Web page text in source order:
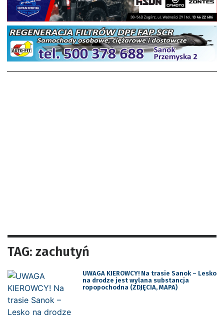
TAG: zachutyń
UWAGA KIEROWCY! Na trasie Sanok – Lesko
na drodze jest wylana substancja
ropopochodna (ZDJĘCIA, MAPA)